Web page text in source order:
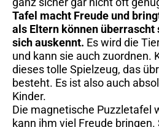
Tafel macht Freude und
als Eltern können überrascht
sich auskennt. Es wird die
und kann sie auch zuordnen.
dieses tolle Spielzeug, das
besteht. Es ist also auch
Kinder.
Die magnetische Puzzletafel
kann ihm viel Freude bringen.